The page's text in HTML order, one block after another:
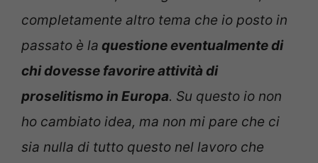
completamente altro tema che io posto in
passato è la questione eventualmente di
chi dovesse favorire attività di
proselitismo in Europa. Su questo io non
ho cambiato idea, ma non mi pare che ci
sia nulla di tutto questo nel lavoro che